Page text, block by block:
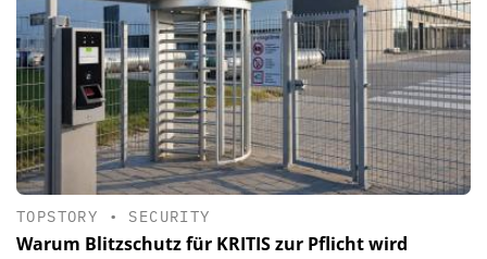
TOPSTORY • SECURITY
Warum Blitzschutz für KRITIS zur Pflicht wird